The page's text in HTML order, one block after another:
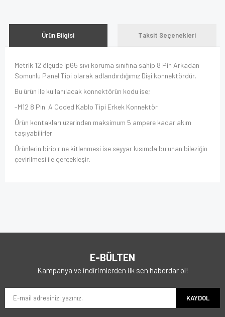
Ürün Bilgisi Taksit Seçenekleri
Metrik 12 ölçüde Ip65 sıvı koruma sınıfına sahip 8 Pin Arkadan
Somunlu Panel Tipi olarak adlandırdığımız Dişi konnektördür.
Bu ürün ile kullanılacak konnektörün kodu ise;
-M12 8 Pin A Coded Kablo Tipi Erkek Konnektör
Ürün kontakları üzerinden maksimum 5 ampere kadar akım
taşıyabilirler.
Ürünlerin biribirine kitlenmesi ise seyyar kısımda bulunan bileziğin
çevirilmesi ile gerçekleşir.
E-BÜLTEN
Kampanya ve indirimlerden ilk sen haberdar ol!
KAYDOL